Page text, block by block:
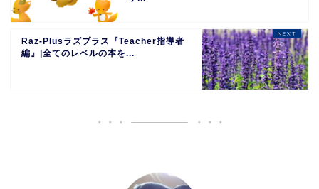
Raz-Plusラズプラス『Teacher指導者
編』|全てのレベルの本を...